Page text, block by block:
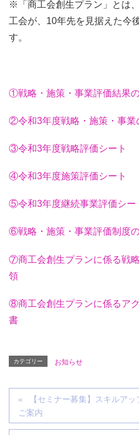
※「商工会創生プラン」とは
工会が、10年先を見据えた今
す。
①戦略・施策・事業評価結果
②令和3年度戦略・施策・事業
③令和3年度戦略評価シート
④令和3年度施策評価シート
⑤令和3年度継続事業評価シー
⑥戦略・施策・事業評価制度
⑦商工会創生プランに係る戦
領
⑧商工会創生プランに係るア
書
カテゴリー お知らせ
【セミナー募集】スキルア
ご案内